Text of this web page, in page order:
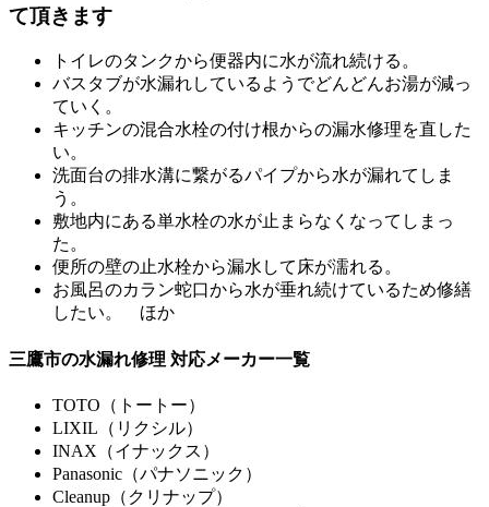
て頂きます
トイレのタンクから便器内に水が流れ続ける。
バスタブが水漏れしているようでどんどんお湯が減っ
ていく。
キッチンの混合水栓の付け根からの漏水修理を直した
い。
洗面台の排水溝に繋がるパイプから水が漏れてしま
う。
敷地内にある単水栓の水が止まらなくなってしまっ
た。
便所の壁の止水栓から漏水して床が濡れる。
お風呂のカラン蛇口から水が垂れ続けているため修繕
したい。 ほか
三鷹市の水漏れ修理 対応メーカー一覧
TOTO（トートー）
LIXIL（リクシル）
INAX（イナックス）
Panasonic（パナソニック）
Cleanup（クリナップ）